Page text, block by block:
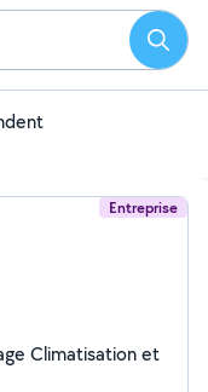
Entreprise
Climatisation et